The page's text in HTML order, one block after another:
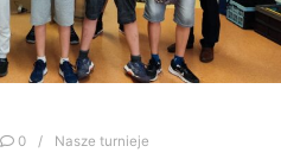
0 Nasze turnieje